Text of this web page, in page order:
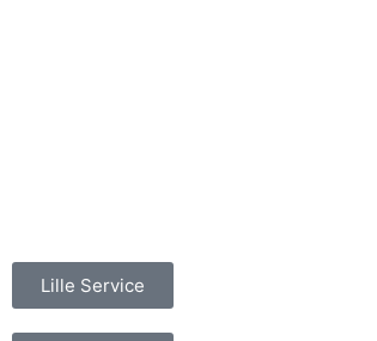
Lille Service